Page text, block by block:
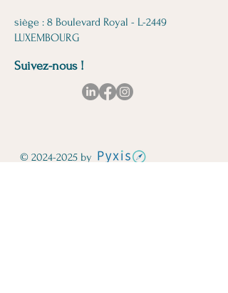
siège : 8 Boulevard Royal - L-2449
LUXEMBOURG
Suivez-nous !
© 2024-2025 by